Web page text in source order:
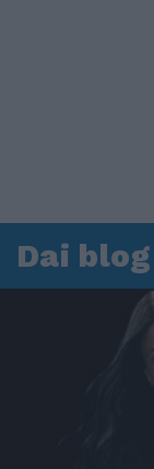
Dai blog